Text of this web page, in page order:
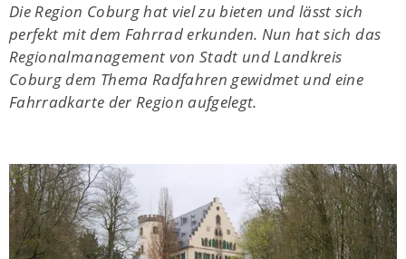
Die Region Coburg hat viel zu bieten und lässt sich
perfekt mit dem Fahrrad erkunden. Nun hat sich das
Regionalmanagement von Stadt und Landkreis
Coburg dem Thema Radfahren gewidmet und eine
Fahrradkarte der Region aufgelegt.